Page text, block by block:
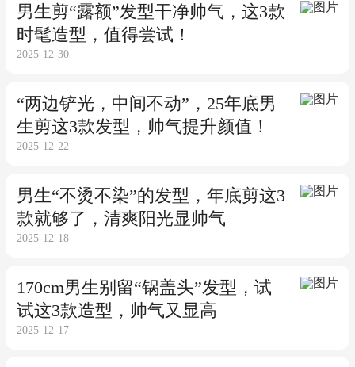
男生剪“露额”发型干净帅气，这3款
时髦造型，值得尝试！
2025-12-30
“两边铲光，中间不动”，25年底男
生剪这3款发型，帅气提升颜值！
2025-12-22
男生“不烫不染”的发型，年底剪这3
款就够了，清爽阳光显帅气
2025-12-18
170cm男生别留“锅盖头”发型，试
试这3款造型，帅气又显高
2025-12-17